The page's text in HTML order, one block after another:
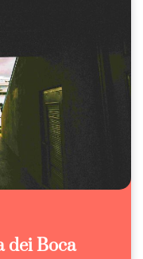
dei Boca